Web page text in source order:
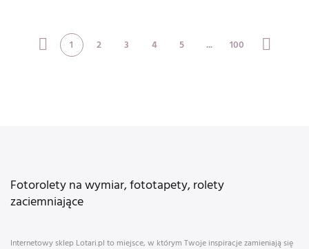
1 2 3 4 5 ... 100
Fotorolety na wymiar, fototapety, rolety
zaciemniające
Internetowy sklep Lotari.pl to miejsce, w którym Twoje inspiracje zamieniają się